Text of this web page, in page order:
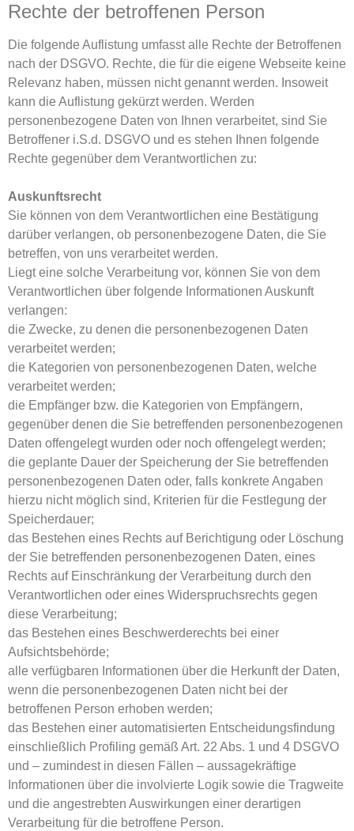
Rechte der betroffenen Person
Die folgende Auflistung umfasst alle Rechte der Betroffenen
nach der DSGVO. Rechte, die für die eigene Webseite keine
Relevanz haben, müssen nicht genannt werden. Insoweit
kann die Auflistung gekürzt werden. Werden
personenbezogene Daten von Ihnen verarbeitet, sind Sie
Betroffener i.S.d. DSGVO und es stehen Ihnen folgende
Rechte gegenüber dem Verantwortlichen zu:
Auskunftsrecht
Sie können von dem Verantwortlichen eine Bestätigung
darüber verlangen, ob personenbezogene Daten, die Sie
betreffen, von uns verarbeitet werden.
Liegt eine solche Verarbeitung vor, können Sie von dem
Verantwortlichen über folgende Informationen Auskunft
verlangen:
die Zwecke, zu denen die personenbezogenen Daten
verarbeitet werden;
die Kategorien von personenbezogenen Daten, welche
verarbeitet werden;
die Empfänger bzw. die Kategorien von Empfängern,
gegenüber denen die Sie betreffenden personenbezogenen
Daten offengelegt wurden oder noch offengelegt werden;
die geplante Dauer der Speicherung der Sie betreffenden
personenbezogenen Daten oder, falls konkrete Angaben
hierzu nicht möglich sind, Kriterien für die Festlegung der
Speicherdauer;
das Bestehen eines Rechts auf Berichtigung oder Löschung
der Sie betreffenden personenbezogenen Daten, eines
Rechts auf Einschränkung der Verarbeitung durch den
Verantwortlichen oder eines Widerspruchsrechts gegen
diese Verarbeitung;
das Bestehen eines Beschwerderechts bei einer
Aufsichtsbehörde;
alle verfügbaren Informationen über die Herkunft der Daten,
wenn die personenbezogenen Daten nicht bei der
betroffenen Person erhoben werden;
das Bestehen einer automatisierten Entscheidungsfindung
einschließlich Profiling gemäß Art. 22 Abs. 1 und 4 DSGVO
und – zumindest in diesen Fällen – aussagekräftige
Informationen über die involvierte Logik sowie die Tragweite
und die angestrebten Auswirkungen einer derartigen
Verarbeitung für die betroffene Person.